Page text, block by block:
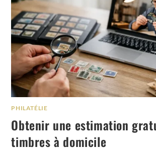
PHILATÉLIE
Obtenir une estimation
timbres à domicile